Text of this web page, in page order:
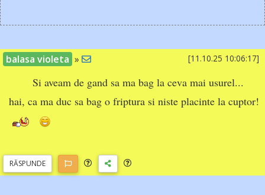
balasa violeta [11.10.25 10:06:17]
»
Si aveam de gand sa ma bag la ceva mai usurel...
hai, ca ma duc sa bag o friptura si niste placinte la cuptor!
RĂSPUNDE